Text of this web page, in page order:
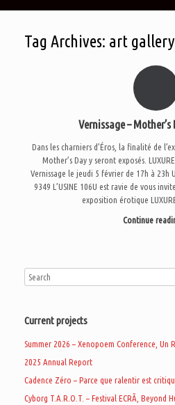
Tag Archives: art gallery
Vernissage – Mother’s
Dans les charniers d’Éros, la finalité de
Mother’s Day y seront exposés.
Vernissage le jeudi 5 février de 17h à 23h
9349 L’USINE 106U est ravie de vous
exposition érotique
Continue
Current projects
Summer 2026 – Xenopoem Conference, Un
2025 Annual Report
Cadence Zéro – Parce que ralentir est
Cyborg T.A.R.O.T. – Festival ECRÃ, Beyond